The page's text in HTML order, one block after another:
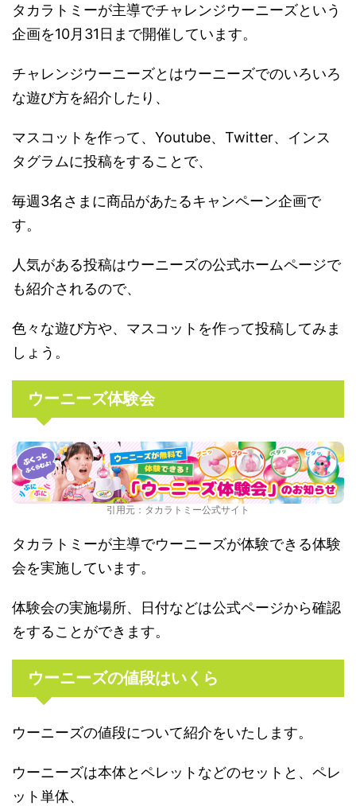
タカラトミーが主導でチャレンジウーニーズという
企画を10月31日まで開催しています。
チャレンジウーニーズとはウーニーズでのいろいろ
な遊び方を紹介したり、
マスコットを作って、Youtube、Twitter、インス
タグラムに投稿をすることで、
毎週3名さまに商品があたるキャンペーン企画で
す。
人気がある投稿はウーニーズの公式ホームページで
も紹介されるので、
色々な遊び方や、マスコットを作って投稿してみま
しょう。
ウーニーズ体験会
引用元：タカラトミー公式サイト
タカラトミーが主導でウーニーズが体験できる体験
会を実施しています。
体験会の実施場所、日付などは公式ページから確認
をすることができます。
ウーニーズの値段はいくら
ウーニーズの値段について紹介をいたします。
ウーニーズは本体とペレットなどのセットと、ペレ
ット単体、